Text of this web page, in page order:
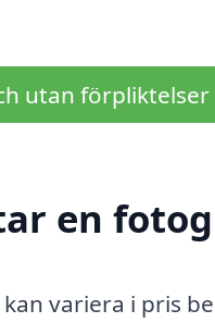
utan förpliktelser
en
variera i pris